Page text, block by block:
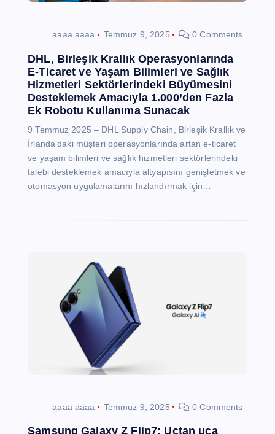
aaaa aaaa Temmuz 9, 2025 0 Comments
DHL, Birleşik Krallık Operasyonlarında
E-Ticaret ve Yaşam Bilimleri ve Sağlık
Hizmetleri Sektörlerindeki Büyümesini
Desteklemek Amacıyla 1.000’den Fazla
Ek Robotu Kullanıma Sunacak
9 Temmuz 2025 – DHL Supply Chain, Birleşik Krallık ve
İrlanda’daki müşteri operasyonlarında artan e-ticaret
ve yaşam bilimleri ve sağlık hizmetleri sektörlerindeki
talebi desteklemek amacıyla altyapısını genişletmek ve
otomasyon uygulamalarını hızlandırmak için…
aaaa aaaa Temmuz 9, 2025 0 Comments
Samsung Galaxy Z Flip7: Uçtan uca